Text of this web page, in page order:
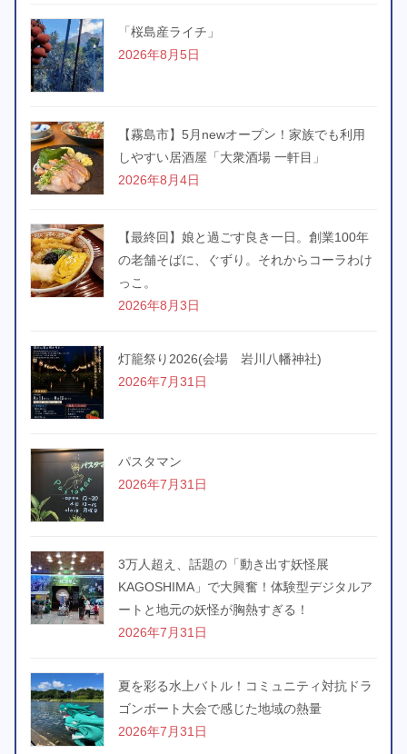
「桜島産ライチ」
2026年8月5日
【霧島市】5月newオープン！家族でも利用
しやすい居酒屋「大衆酒場 一軒目」
2026年8月4日
【最終回】娘と過ごす良き一日。創業100年
の老舗そばに、ぐずり。それからコーラわけ
っこ。
2026年8月3日
灯籠祭り2026(会場 岩川八幡神社)
2026年7月31日
パスタマン
2026年7月31日
3万人超え、話題の「動き出す妖怪展
KAGOSHIMA」で大興奮！体験型デジタルア
ートと地元の妖怪が胸熱すぎる！
2026年7月31日
夏を彩る水上バトル！コミュニティ対抗ドラ
ゴンボート大会で感じた地域の熱量
2026年7月31日